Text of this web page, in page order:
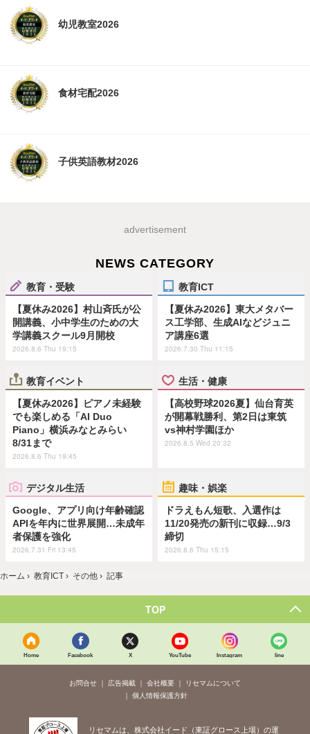
幼児教室2026
食材宅配2026
子供英語教材2026
advertisement
NEWS CATEGORY
教育・受験
【夏休み2026】村山斉氏が公
開講義、小中学生のための大
学講義スクール9月開校
2026.8.6 Thu 19:15
教育ICT
【夏休み2026】東大メタバー
ス工学部、生成AIなどジュニ
ア講座6選
2026.7.30 Thu 11:15
教育イベント
【夏休み2026】ピアノ未経験
でも楽しめる「AI Duo
Piano」横浜みなとみらい
8/31まで
2026.8.6 Thu 19:45
生活・健康
【高校野球2026夏】仙台育英
が開幕戦勝利、第2日は東筑
vs神村学園ほか
2026.8.5 Wed 20:32
デジタル生活
Google、アプリ向け年齢確認
APIを年内に世界展開…未成年
者保護を強化
2026.7.31 Fri 13:45
趣味・娯楽
ドラえもん短歌、入選作は
11/20発売の新刊に収録…9/3
締切
2026.8.6 Thu 15:15
ホーム › 教育ICT › その他 › 記事
TOP
Home Facebook X YouTube Instagram line
お問合せ 広告掲載 会社概要
リセマムについて
個人情報保護方針
リセマムは、株式会社イード（東証グロース上場）の運